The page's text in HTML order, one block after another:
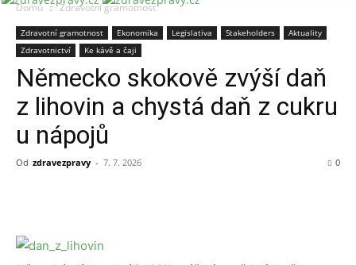
Domů Zdravotní gramotnost
Zdravotní gramotnost Ekonomika Legislativa Stakeholders
Aktuality
Zdravotnictví
Ke kávě a čaji
Německo skokově zvýší daň
z lihovin a chystá daň z cukru
u nápojů
Od zdravezpravy - 7. 7. 2026 0